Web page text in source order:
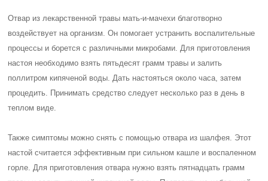
Отвар из лекарственной травы мать-и-мачехи благотворно
воздействует на организм. Он помогает устранить воспалительные
процессы и борется с различными микробами. Для приготовления
настоя необходимо взять пятьдесят грамм травы и залить
поллитром кипяченой воды. Дать настояться около часа, затем
процедить. Принимать средство следует несколько раз в день в
теплом виде.
Также симптомы можно снять с помощью отвара из шалфея. Этот
настой считается эффективным при сильном кашле и воспаленном
горле. Для приготовления отвара нужно взять пятнадцать грамм